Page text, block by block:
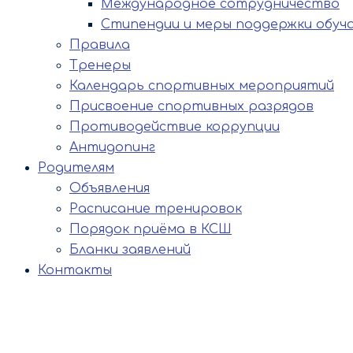
Международное сотрудничество
Стипендии и меры поддержки
Правила
Тренеры
Календарь спортивных мероприятий
Присвоение спортивных разрядов
Противодействие коррупции
Антидопинг
Родителям
Объявления
Расписание тренировок
Порядок приёма в КСШ
Бланки заявлений
Контакты